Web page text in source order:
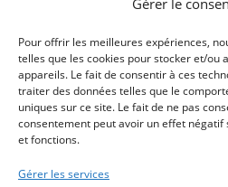
Gérer le
Pour offrir les meilleures expériences,
telles que les cookies pour stocker et/ou
appareils. Le fait de consentir à ces
traiter des données telles que le
uniques sur ce site. Le fait de ne pas
consentement peut avoir un effet
et fonctions.
Gérer les services
Article précédent
𝗖𝗟𝗔𝗦𝗦𝗘 𝗗𝗘 𝗡𝗘𝗜𝗚𝗘 : JEUDI 20